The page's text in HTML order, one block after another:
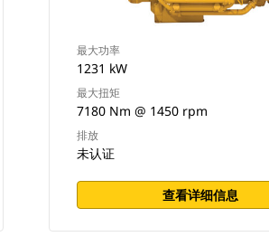
最大功率
1231 kW
最大扭矩
7180 Nm @ 1450 rpm
排放
未认证
查看详细信息